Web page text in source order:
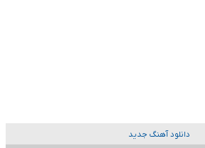
دانلود آهنگ جدید